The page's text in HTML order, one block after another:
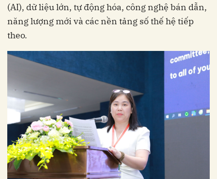
(AI), dữ liệu lớn, tự động hóa, công nghệ bán dẫn,
năng lượng mới và các nền tảng số thế hệ tiếp
theo.